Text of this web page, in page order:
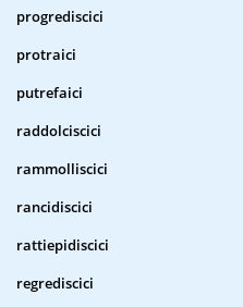
progrediscici
protraici
putrefaici
raddolciscici
rammolliscici
rancidiscici
rattiepidiscici
regrediscici